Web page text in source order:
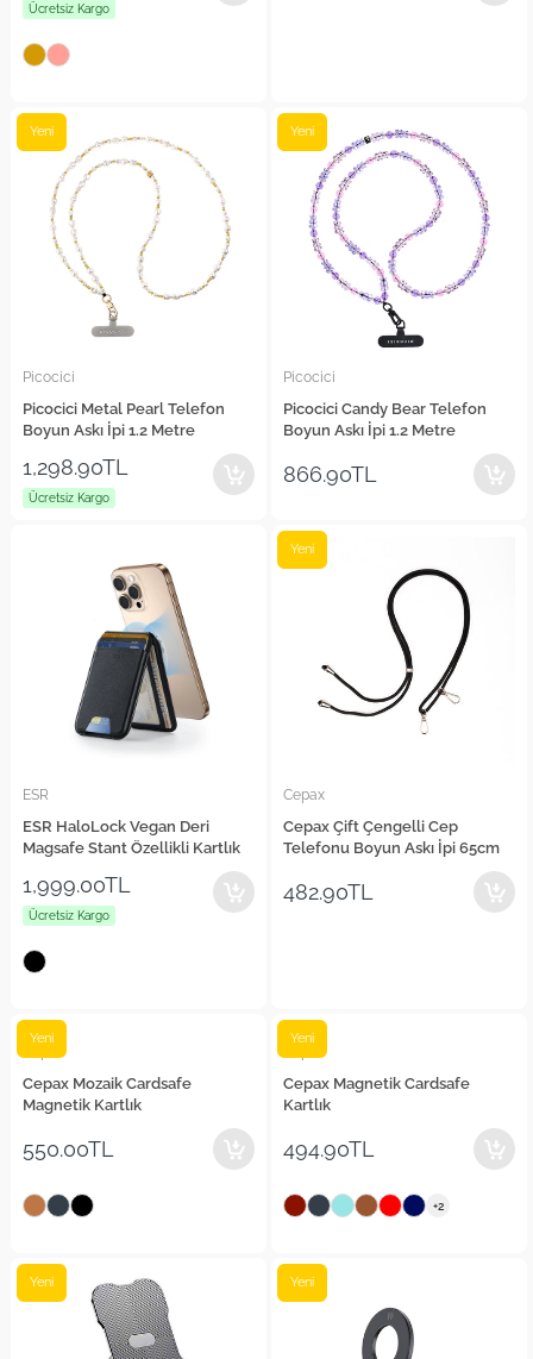
Ücretsiz Kargo
Picocici
Picocici Metal Pearl Telefon
Boyun Askı İpi 1.2 Metre
Yeni
1,298.90TL
Ücretsiz Kargo
Picocici
Picocici Candy Bear Telefon
Boyun Askı İpi 1.2 Metre
Yeni
866.90TL
ESR
ESR HaloLock Vegan Deri
Magsafe Stant Özellikli Kartlık
1,999.00TL
Ücretsiz Kargo
Cepax
Cepax Çift Çengelli Cep
Telefonu Boyun Askı İpi 65cm
Yeni
482.90TL
Cepax
Cepax Mozaik Cardsafe
Magnetik Kartlık
Yeni
550.00TL
Cepax
Cepax Magnetik Cardsafe
Kartlık
Yeni
494.90TL
+2
Yeni Yeni